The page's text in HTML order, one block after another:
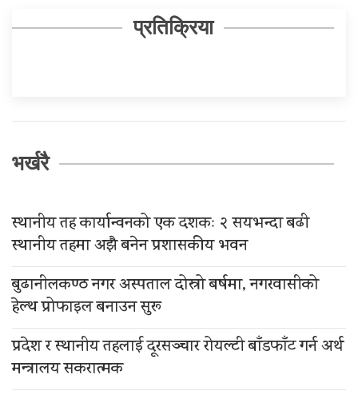
प्रतिक्रिया
भर्खरै
स्थानीय तह कार्यान्वनको एक दशकः २ सयभन्दा बढी
स्थानीय तहमा अझै बनेन प्रशासकीय भवन
बुढानीलकण्ठ नगर अस्पताल दोस्रो बर्षमा, नगरवासीको
हेल्थ प्रोफाइल बनाउन सुरू
प्रदेश र स्थानीय तहलाई दूरसञ्चार रोयल्टी बाँडफाँट गर्न अर्थ
मन्त्रालय सकरात्मक